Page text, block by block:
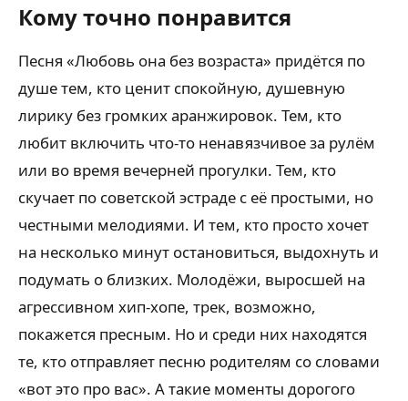
Кому точно понравится
Песня «Любовь она без возраста» придётся по
душе тем, кто ценит спокойную, душевную
лирику без громких аранжировок. Тем, кто
любит включить что-то ненавязчивое за рулём
или во время вечерней прогулки. Тем, кто
скучает по советской эстраде с её простыми, но
честными мелодиями. И тем, кто просто хочет
на несколько минут остановиться, выдохнуть и
подумать о близких. Молодёжи, выросшей на
агрессивном хип-хопе, трек, возможно,
покажется пресным. Но и среди них находятся
те, кто отправляет песню родителям со словами
«вот это про вас». А такие моменты дорогого